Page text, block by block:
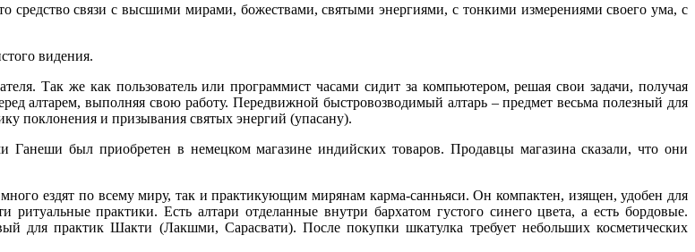
средство связи с высшими мирами, божествами, святыми энергиями, с тонкими измерениями своего ума, с
видения.
Так же как пользователь или программист часами сидит за компьютером, решая свои задачи, получая
алтарем, выполняя свою работу. Передвижной быстровозводимый алтарь – предмет весьма полезный для
поклонения и призывания святых энергий (упасану).
Ганеши был приобретен в немецком магазине индийских товаров. Продавцы магазина сказали, что они
ездят по всему миру, так и практикующим мирянам карма-санньяси. Он компактен, изящен, удобен для
практики. Есть алтари отделанные внутри бархатом густого синего цвета, а есть бордовые.
для практик Шакти (Лакшми, Сарасвати). После покупки шкатулка требует небольших косметических